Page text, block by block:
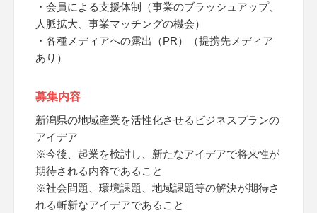
・会員による支援体制（事業のブラッシュアップ、
人脈拡大、事業マッチングの機会）
・各種メディアへの露出（PR）（提携先メディア
あり）
募集内容
新潟県の地域産業を活性化させるビジネスプランの
アイデア
※今後、起業を検討し、新たなアイデアで将来性が
期待される内容であること
※社会問題、環境課題、地域課題等の解決が期待さ
れる斬新なアイデアであること